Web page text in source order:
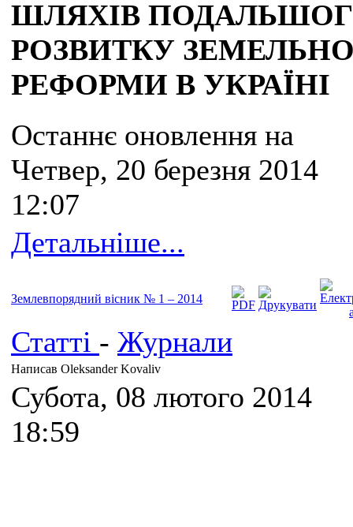
ШЛЯХІВ
РОЗВИТКУ
РЕФОРМИ В УКРАЇНІ
Останнє оновлення на
Четвер, 20 березня 2014
12:07
Детальніше...
Землевпорядний вісник № 1 – 2014
Статті - Журнали
Написав Oleksander Kovaliv
Субота, 08 лютого 2014
18:59